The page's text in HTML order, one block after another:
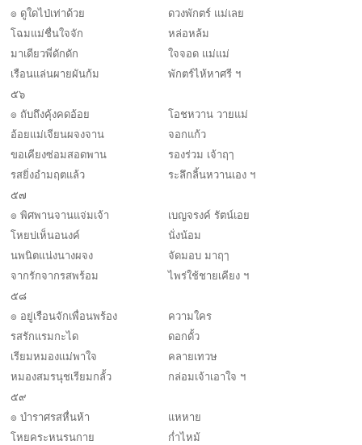
๏ ดูใดไป่เท่าด้วย
ดวงพักตร์ แม่เลย
โฉมแม่ชื่นใจจัก
หล่อหล้ม
มาเดียวพี่ดักดัก
ใจจอด แม่แม่
เรือนแล่นผายผันก้ม
พักตร์ไห้หาศรี ฯ
๕๖
๏ ถับถึงคุ้งคดอ้อย
โอชหวาน วายแม่
อ้อยแม่เจียนผจงจาน
จอกแก้ว
ขอเคียงซ่อมสอดพาน
รองร่วม เจ้าฤๅ
รสยิ่งอำมฤตแล้ว
ระลึกลิ้นหวานเอง ฯ
๕๗
๏ พิศพานจานแจ่มเจ้า
เบญจรงค์ รัตน์เอย
โหยบ่เห็นอนงค์
นั่งน้อม
นพนิตแน่งนางผจง
จัดมอบ มาฤๅ
จากรักจากรสพร้อม
ไพร่ใช้ชายเคียง ฯ
๕๘
๏ อยู่เรือนจักเพื่อนพร้อง
ความใคร
รสรักแรมกะได
ดอกดั้ว
เรียมหมองแม่พาใจ
คลายเทวษ
หมองสมรนุชเรียมกลั้ว
กล่อมเจ้าเอาใจ ฯ
๕๙
๏ บำราศรสหื่นห้า
แหหาย
โหยคระหนรนกาย
ก่ำไหม้